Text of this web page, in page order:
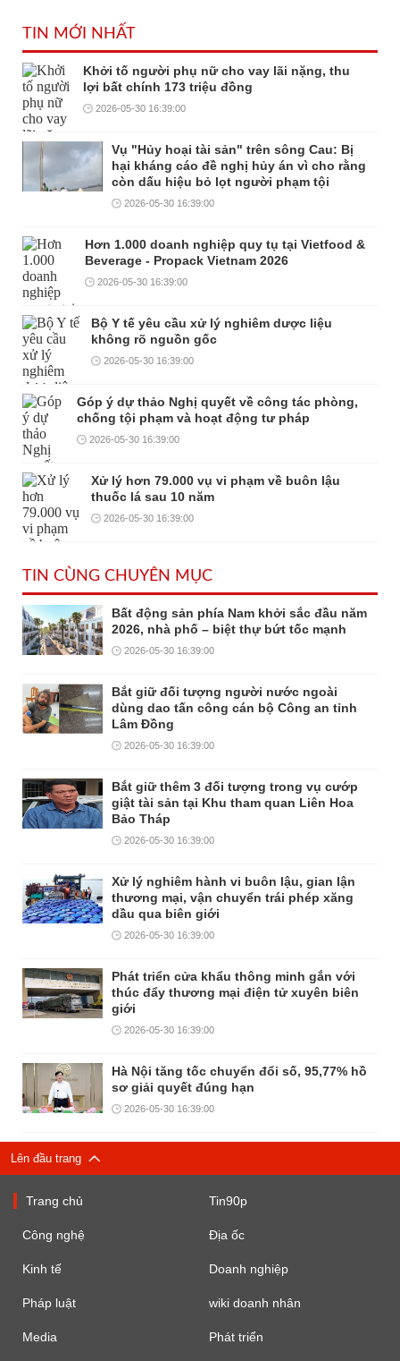
TIN MỚI NHẤT
Khởi tố người phụ nữ cho vay lãi nặng, thu
lợi bất chính 173 triệu đồng
2026-05-30 16:39:00
Vụ "Hủy hoại tài sản" trên sông Cau: Bị
hại kháng cáo đề nghị hủy án vì cho rằng
còn dấu hiệu bỏ lọt người phạm tội
2026-05-30 16:39:00
Hơn 1.000 doanh nghiệp quy tụ tại Vietfood &
Beverage - Propack Vietnam 2026
2026-05-30 16:39:00
Bộ Y tế yêu cầu xử lý nghiêm dược liệu
không rõ nguồn gốc
2026-05-30 16:39:00
Góp ý dự thảo Nghị quyết về công tác phòng,
chống tội phạm và hoạt động tư pháp
2026-05-30 16:39:00
Xử lý hơn 79.000 vụ vi phạm về buôn lậu
thuốc lá sau 10 năm
2026-05-30 16:39:00
TIN CÙNG CHUYÊN MỤC
Bất động sản phía Nam khởi sắc đầu năm
2026, nhà phố – biệt thự bứt tốc mạnh
2026-05-30 16:39:00
Bắt giữ đối tượng người nước ngoài
dùng dao tấn công cán bộ Công an tỉnh
Lâm Đồng
2026-05-30 16:39:00
Bắt giữ thêm 3 đối tượng trong vụ cướp
giật tài sản tại Khu tham quan Liên Hoa
Bảo Tháp
2026-05-30 16:39:00
Xử lý nghiêm hành vi buôn lậu, gian lận
thương mại, vận chuyển trái phép xăng
dầu qua biên giới
2026-05-30 16:39:00
Phát triển cửa khẩu thông minh gắn với
thúc đẩy thương mại điện tử xuyên biên
giới
2026-05-30 16:39:00
Hà Nội tăng tốc chuyển đổi số, 95,77% hồ
sơ giải quyết đúng hạn
2026-05-30 16:39:00
Lên đầu trang
Trang chủ Tin90p
Công nghệ Địa ốc
Kinh tế Doanh nghiệp
Pháp luật wiki doanh nhân
Media Phát triển